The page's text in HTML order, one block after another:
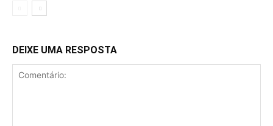
DEIXE UMA RESPOSTA